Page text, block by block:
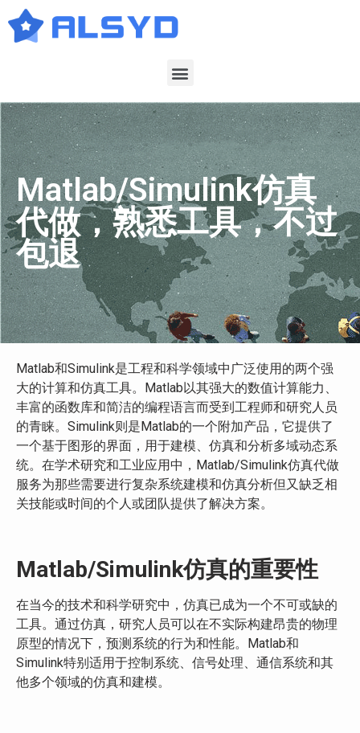
Matlab/Simulink仿真
代做，熟悉工具，不过
包退
Matlab和Simulink是工程和科学领域中广泛使用的两个强
大的计算和仿真工具。Matlab以其强大的数值计算能力、
丰富的函数库和简洁的编程语言而受到工程师和研究人员
的青睐。Simulink则是Matlab的一个附加产品，它提供了
一个基于图形的界面，用于建模、仿真和分析多域动态系
统。在学术研究和工业应用中，Matlab/Simulink仿真代做
服务为那些需要进行复杂系统建模和仿真分析但又缺乏相
关技能或时间的个人或团队提供了解决方案。
Matlab/Simulink仿真的重要性
在当今的技术和科学研究中，仿真已成为一个不可或缺的
工具。通过仿真，研究人员可以在不实际构建昂贵的物理
原型的情况下，预测系统的行为和性能。Matlab和
Simulink特别适用于控制系统、信号处理、通信系统和其
他多个领域的仿真和建模。